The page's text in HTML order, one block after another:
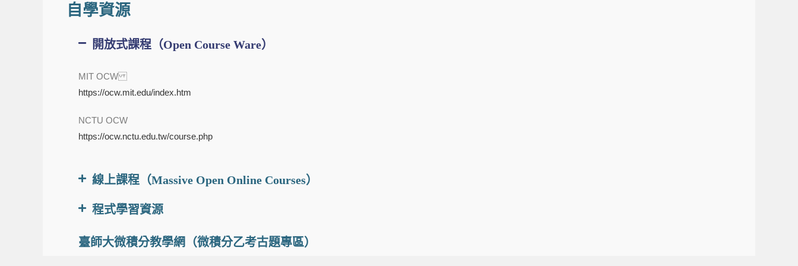
自學資源
開放式課程（Open Course Ware）
MIT OCW
https://ocw.mit.edu/index.htm
NCTU OCW
https://ocw.nctu.edu.tw/course.php
線上課程（Massive Open Online Courses）
程式學習資源
臺師大微積分教學網（微積分乙考古題專區）